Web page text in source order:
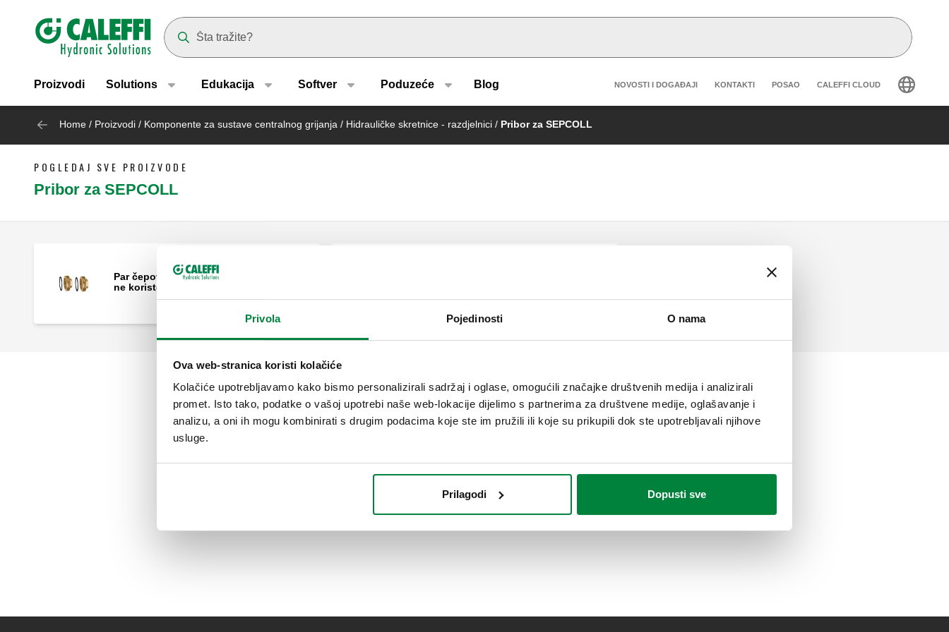
Privola Pojedinosti O nama
Ova web-stranica koristi kolačiće
Kolačiće upotrebljavamo kako bismo personalizirali sadržaj i oglase, omogućili značajke društvenih medija i analizirali
promet. Isto tako, podatke o vašoj upotrebi naše web-lokacije dijelimo s partnerima za društvene medije, oglašavanje i
analizu, a oni ih mogu kombinirati s drugim podacima koje ste im pružili ili koje su prikupili dok ste upotrebljavali njihove
usluge.
Prilagodi Dopusti sve
Header main navigation
Proizvodi Solutions Edukacija Softver Poduzeće Blog Header secondary navigation
NOVOSTI I DOGAĐAJI KONTAKTI POSAO CALEFFI CLOUD
Home / Proizvodi / Komponente za sustave centralnog grijanja / Hidrauličke skretnice - razdjelnici / Pribor za SEPCOLL
POGLEDAJ SVE PROIZVODE
Pribor za SEPCOLL
Par čepova s brtvama za izlaze koji se
ne koriste.